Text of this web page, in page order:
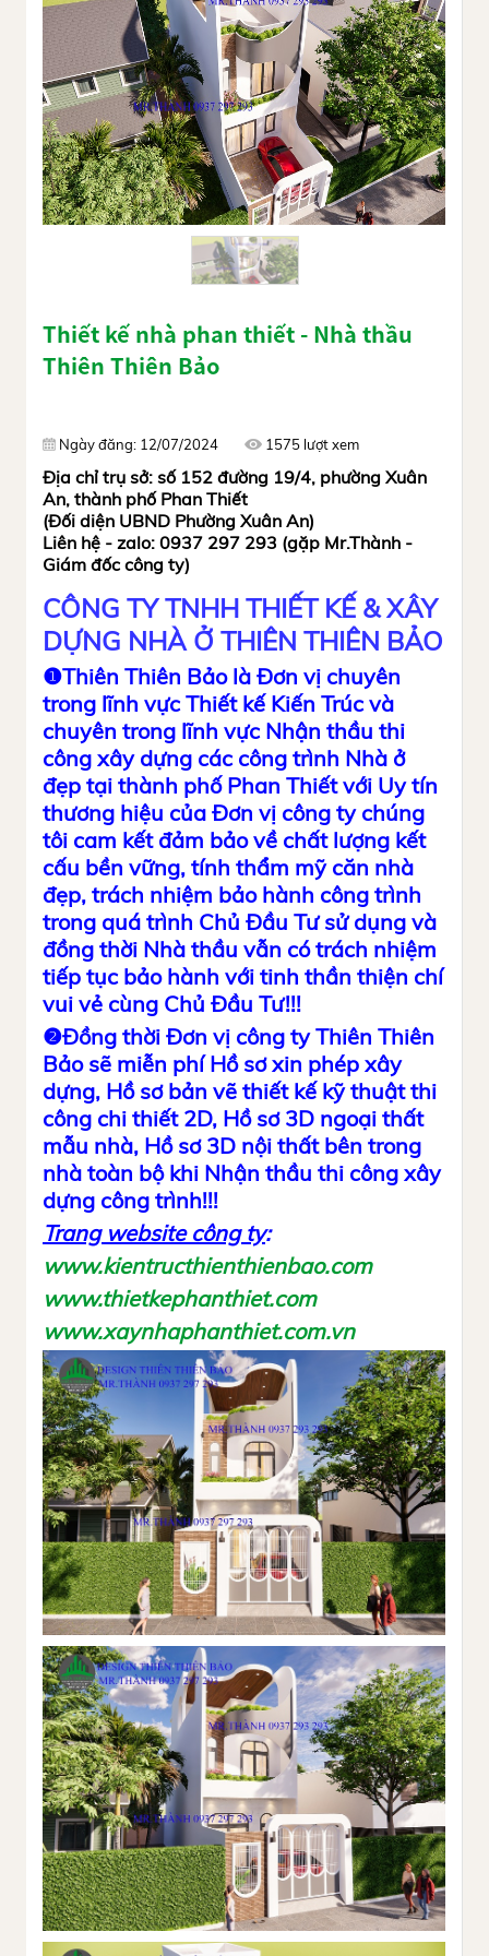
Thiết kế nhà phan thiết - Nhà thầu
Thiên Thiên Bảo
Ngày đăng: 12/07/2024 1575 lượt xem
Địa chỉ trụ sở: số 152 đường 19/4, phường Xuân
An, thành phố Phan Thiết
(Đối diện UBND Phường Xuân An)
Liên hệ - zalo: 0937 297 293 (gặp Mr.Thành -
Giám đốc công ty)
CÔNG TY TNHH THIẾT KẾ & XÂY
DỰNG NHÀ Ở THIÊN THIÊN BẢO
❶Thiên Thiên Bảo là Đơn vị chuyên
trong lĩnh vực Thiết kế Kiến Trúc và
chuyên trong lĩnh vực Nhận thầu thi
công xây dựng các công trình Nhà ở
đẹp tại thành phố Phan Thiết với Uy tín
thương hiệu của Đơn vị công ty chúng
tôi cam kết đảm bảo về chất lượng kết
cấu bền vững, tính thẩm mỹ căn nhà
đẹp, trách nhiệm bảo hành công trình
trong quá trình Chủ Đầu Tư sử dụng và
đồng thời Nhà thầu vẫn có trách nhiệm
tiếp tục bảo hành với tinh thần thiện chí
vui vẻ cùng Chủ Đầu Tư!!!
❷Đồng thời Đơn vị công tyThiên Thiên
Bảo sẽ miễn phíHồ sơxin phép xây
dựng, Hồ sơ bản vẽ thiết kếkỹ thuật thi
công chi thiết 2D, Hồ sơ 3D ngoại thất
mẫu nhà, Hồ sơ 3D nội thất bên trong
nhà toàn bộ khi Nhận thầu thi công xây
dựng công trình!!!
Trang websitecông ty:
www.kientructhienthienbao.com
www.thietkephanthiet.com
www.xaynhaphanthiet.com.vn